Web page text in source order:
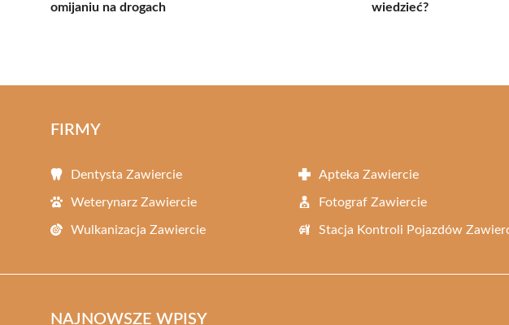
omijaniu na drogach
wiedzieć?
FIRMY
Dentysta Zawiercie Apteka Zawiercie
Weterynarz Zawiercie Fotograf Zawiercie
Wulkanizacja Zawiercie Stacja Kontroli Pojazdów
NAJNOWSZE WPISY